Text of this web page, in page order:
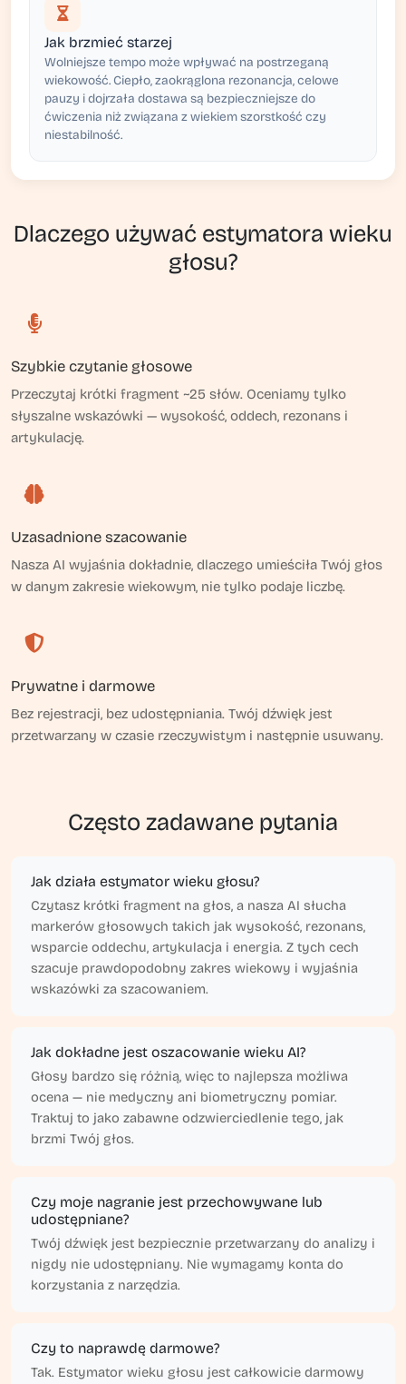
Jak brzmieć starzej
Wolniejsze tempo może wpływać na postrzeganą
wiekowość. Ciepło, zaokrąglona rezonancja, celowe
pauzy i dojrzała dostawa są bezpieczniejsze do
ćwiczenia niż związana z wiekiem szorstkość czy
niestabilność.
Dlaczego używać estymatora wieku
głosu?
Szybkie czytanie głosowe
Przeczytaj krótki fragment ~25 słów. Oceniamy tylko
słyszalne wskazówki — wysokość, oddech, rezonans i
artykulację.
Uzasadnione szacowanie
Nasza AI wyjaśnia dokładnie, dlaczego umieściła Twój głos
w danym zakresie wiekowym, nie tylko podaje liczbę.
Prywatne i darmowe
Bez rejestracji, bez udostępniania. Twój dźwięk jest
przetwarzany w czasie rzeczywistym i następnie usuwany.
Często zadawane pytania
Jak działa estymator wieku głosu?
Czytasz krótki fragment na głos, a nasza AI słucha
markerów głosowych takich jak wysokość, rezonans,
wsparcie oddechu, artykulacja i energia. Z tych cech
szacuje prawdopodobny zakres wiekowy i wyjaśnia
wskazówki za szacowaniem.
Jak dokładne jest oszacowanie wieku AI?
Głosy bardzo się różnią, więc to najlepsza możliwa
ocena — nie medyczny ani biometryczny pomiar.
Traktuj to jako zabawne odzwierciedlenie tego, jak
brzmi Twój głos.
Czy moje nagranie jest przechowywane lub
udostępniane?
Twój dźwięk jest bezpiecznie przetwarzany do analizy i
nigdy nie udostępniany. Nie wymagamy konta do
korzystania z narzędzia.
Czy to naprawdę darmowe?
Tak. Estymator wieku głosu jest całkowicie darmowy